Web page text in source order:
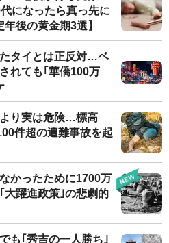
になったら真っ先に
後の黄金期3選】
タイとは正反対…ベ
れても｢華僑100万
り実は危険…標高
件超の遭難事故を起
かったために1700万
躍進政策｣の悲劇的
も｢秀吉の一人勝ち｣